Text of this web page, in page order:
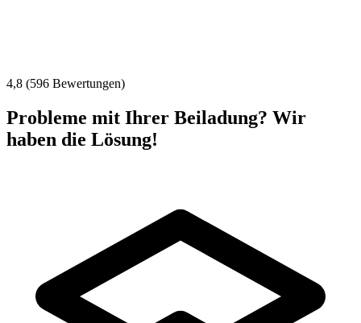
4,8 (596 Bewertungen)
Probleme mit Ihrer Beiladung? Wir
haben die Lösung!